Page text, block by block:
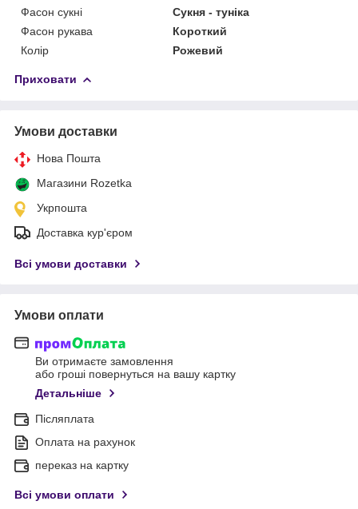
Фасон сукні
Сукня - туніка
Фасон рукава
Короткий
Колір
Рожевий
Приховати
Умови доставки
Нова Пошта
Магазини Rozetka
Укрпошта
Доставка кур'єром
Всі умови доставки
Умови оплати
Ви отримаєте замовлення
або гроші повернуться на вашу картку
Детальніше
Післяплата
Оплата на рахунок
переказ на картку
Всі умови оплати